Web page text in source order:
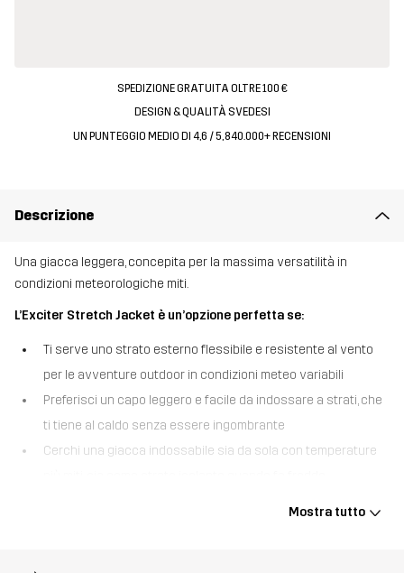
SPEDIZIONE GRATUITA OLTRE 100 €
DESIGN & QUALITÀ SVEDESI
UN PUNTEGGIO MEDIO DI 4,6 / 5, 840.000+ RECENSIONI
Descrizione
Una giacca leggera, concepita per la massima versatilità in
condizioni meteorologiche miti.
L’Exciter Stretch Jacket è un’opzione perfetta se:
Ti serve uno strato esterno flessibile e resistente al vento
per le avventure outdoor in condizioni meteo variabili
Preferisci un capo leggero e facile da indossare a strati, che
ti tiene al caldo senza essere ingombrante
Cerchi una giacca indossabile sia da sola con temperature
L’Exciter Stretch Jacket è una via di mezzo tra un pile e una giacca
Mostra tutto